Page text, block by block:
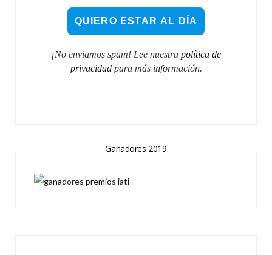
¡No enviamos spam! Lee nuestra política de
privacidadpara más información.
Ganadores 2019